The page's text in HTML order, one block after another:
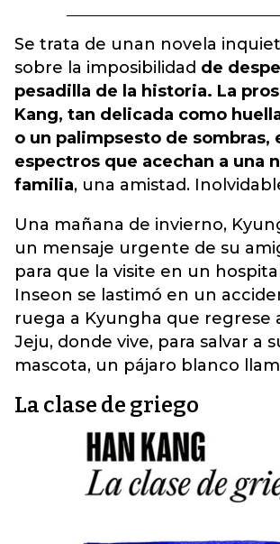
Se trata de unan novela
sobre la imposibilidad de
pesadilla de la historia. La
Kang, tan delicada como
o un palimpsesto de sombras,
espectros que acechan a una
familia, una amistad.
Una mañana de invierno,
un mensaje urgente de su
para que la visite en un
Inseon se lastimó en un
ruega a Kyungha que regrese
Jeju, donde vive, para salvar a
mascota, un pájaro blanco
La clase de griego